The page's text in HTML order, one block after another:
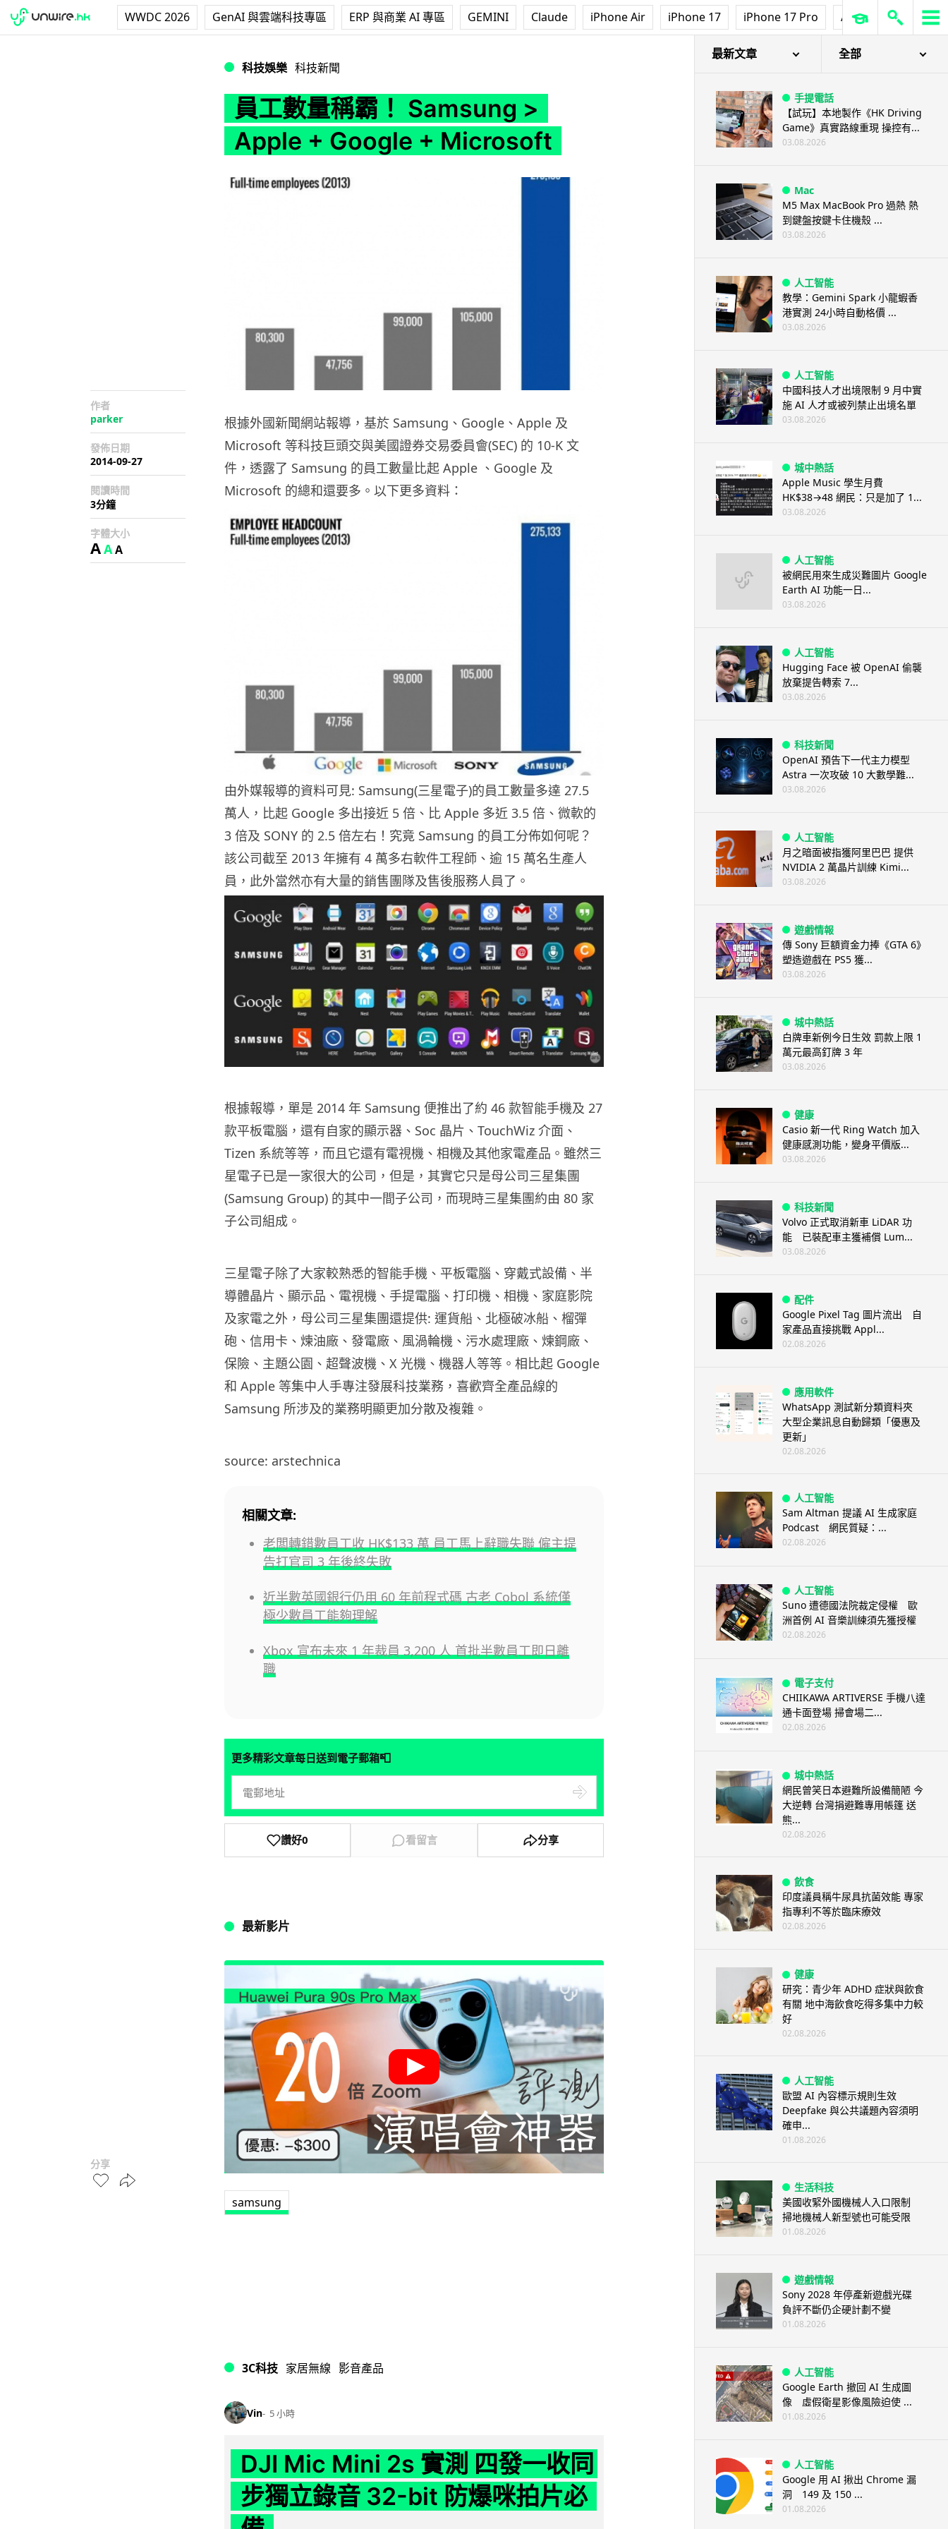
WWDC 2026 GenAI 與雲端科技專區 ERP 與商業 AI 專區 GEMINI Claude iPhone Air iPhone 17 iPhone 17 Pro AirPods Pro 3
科技娛樂 科技新聞
員工數量稱霸！ Samsung >
Apple + Google + Microsoft
作者
parker
發佈日期
2014-09-27
閱讀時間
3分鐘
字體大小
AAA
分享
根據外國新聞網站報導，基於 Samsung、Google、Apple 及
Microsoft 等科技巨頭交與美國證券交易委員會(SEC) 的 10-K 文
件，透露了 Samsung 的員工數量比起 Apple 、Google 及
Microsoft 的總和還要多。以下更多資料：
由外媒報導的資料可見: Samsung(三星電子)的員工數量多達 27.5
萬人，比起 Google 多出接近 5 倍、比 Apple 多近 3.5 倍、微軟的
3 倍及 SONY 的 2.5 倍左右！究竟 Samsung 的員工分佈如何呢？
該公司截至 2013 年擁有 4 萬多右軟件工程師、逾 15 萬名生產人
員，此外當然亦有大量的銷售團隊及售後服務人員了。
根據報導，單是 2014 年 Samsung 便推出了約 46 款智能手機及 27
款平板電腦，還有自家的顯示器、Soc 晶片、TouchWiz 介面、
Tizen 系統等等，而且它還有電視機、相機及其他家電產品。雖然三
星電子已是一家很大的公司，但是，其實它只是母公司三星集團
(Samsung Group) 的其中一間子公司，而現時三星集團約由 80 家
子公司組成。
三星電子除了大家較熟悉的智能手機、平板電腦、穿戴式設備、半
導體晶片、顯示品、電視機、手提電腦、打印機、相機、家庭影院
及家電之外，母公司三星集團還提供: 運貨船、北極破冰船、榴彈
砲、信用卡、煉油廠、發電廠、風渦輪機、污水處理廠、煉鋼廠、
保險、主題公園、超聲波機、X 光機、機器人等等。相比起 Google
和 Apple 等集中人手專注發展科技業務，喜歡齊全產品線的
Samsung 所涉及的業務明顯更加分散及複雜。
source: arstechnica
相關文章:
老闆轉錯數員工收 HK$133 萬 員工馬上辭職失聯 僱主提
告打官司 3 年後終失敗
近半數英國銀行仍用 60 年前程式碼 古老 Cobol 系統僅
極少數員工能夠理解
Xbox 宣布未來 1 年裁員 3,200 人 首批半數員工即日離
職
更多精彩文章每日送到電子郵箱📮
讚好0 看留言 分享
最新影片
samsung
3C科技 家居無線 影音產品
Vin 5 小時
DJI Mic Mini 2s 實測 四發一收同
步獨立錄音 32-bit 防爆咪拍片必
最新文章 全部
手提電話
【試玩】本地製作《HK Driving
Game》真實路線重現 操控有...
03.08.2026
Mac
M5 Max MacBook Pro 過熱 熱
到鍵盤按鍵卡住機殼 ...
03.08.2026
人工智能
教學：Gemini Spark 小龍蝦香
港實測 24小時自動格價 ...
03.08.2026
人工智能
中國科技人才出境限制 9 月中實
施 AI 人才或被列禁止出境名單
03.08.2026
城中熱話
Apple Music 學生月費
HK$38→48 網民：只是加了 1...
03.08.2026
人工智能
被網民用來生成災難圖片 Google
Earth AI 功能一日...
03.08.2026
人工智能
Hugging Face 被 OpenAI 偷襲
放棄提告轉索 7...
03.08.2026
科技新聞
OpenAI 預告下一代主力模型
Astra 一次攻破 10 大數學難...
03.08.2026
人工智能
月之暗面被指獲阿里巴巴 提供
NVIDIA 2 萬晶片訓練 Kimi...
03.08.2026
遊戲情報
傳 Sony 巨額資金力捧《GTA 6》
塑造遊戲在 PS5 獲...
03.08.2026
城中熱話
白牌車新例今日生效 罰款上限 1
萬元最高釘牌 3 年
03.08.2026
健康
Casio 新一代 Ring Watch 加入
健康感測功能，變身平價版...
03.08.2026
科技新聞
Volvo 正式取消新車 LiDAR 功
能 已裝配車主獲補償 Lum...
03.08.2026
配件
Google Pixel Tag 圖片流出 自
家產品直接挑戰 Appl...
02.08.2026
應用軟件
WhatsApp 測試新分類資料夾
大型企業訊息自動歸類「優惠及
更新」
02.08.2026
人工智能
Sam Altman 提議 AI 生成家庭
Podcast 網民質疑：...
02.08.2026
人工智能
Suno 遭德國法院裁定侵權 歐
洲首例 AI 音樂訓練須先獲授權
02.08.2026
電子支付
CHIIKAWA ARTIVERSE 手機八達
通卡面登場 掃會場二...
02.08.2026
城中熱話
網民曾笑日本避難所設備簡陋 今
大逆轉 台灣捐避難專用帳篷 送
熊...
02.08.2026
飲食
印度議員稱牛尿具抗菌效能 專家
指專利不等於臨床療效
02.08.2026
健康
研究：青少年 ADHD 症狀與飲食
有關 地中海飲食吃得多集中力較
好
02.08.2026
人工智能
歐盟 AI 內容標示規則生效
Deepfake 與公共議題內容須明
確申...
01.08.2026
生活科技
美國收緊外國機械人入口限制
掃地機械人新型號也可能受限
01.08.2026
遊戲情報
Sony 2028 年停產新遊戲光碟
負評不斷仍企硬計劃不變
01.08.2026
人工智能
Google Earth 撤回 AI 生成圖
像 虛假衛星影像風險迫使 ...
01.08.2026
人工智能
Google 用 AI 揪出 Chrome 漏
洞 149 及 150 ...
01.08.2026